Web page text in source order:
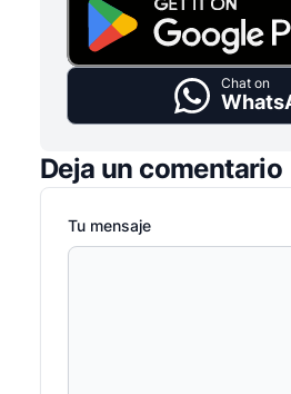
Chat on
Deja un comentario
Tu mensaje